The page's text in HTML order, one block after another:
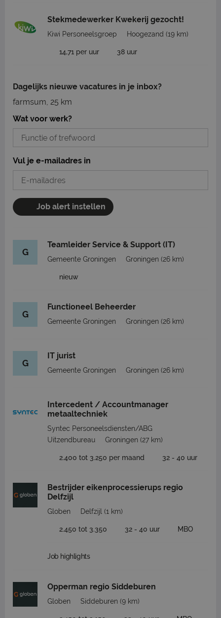
Stekmedewerker Kwekerij gezocht!
Kiwi Personeelsgroep Hoogezand (19 km)
14,71 per uur 38 uur
Dagelijks nieuwe vacatures in je inbox?
farmsum, 25 km
Wat voor werk?
Vul je e-mailadres in
Job alert instellen
G
Teamleider Service & Support (IT)
Gemeente Groningen Groningen (26 km)
nieuw
G
Functioneel Beheerder
Gemeente Groningen Groningen (26 km)
G
IT jurist
Gemeente Groningen Groningen (26 km)
Intercedent / Accountmanager
metaaltechniek
Syntec Personeelsdiensten/ABG
Uitzendbureau
Groningen (27 km)
2.400 tot 3.250 per maand 32 - 40 uur
Bestrijder eikenprocessierups regio
Delfzijl
Globen Delfzijl (1 km)
2.450 tot 3.350 32 - 40 uur MBO
Job highlights
Opperman regio Siddeburen
Globen Siddeburen (9 km)